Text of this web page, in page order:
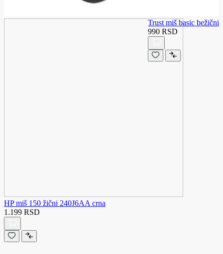
HP miš 150 žični 240J6AA crna
1.199 RSD
Trust miš basic bežični
990 RSD